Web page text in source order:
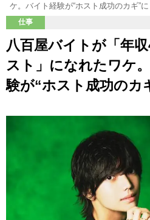
ケ。バイト経験が“ホスト成功のカギ”に
仕事
八百屋バイトが「年
スト」になれたワケ
験が“ホスト成功のカ